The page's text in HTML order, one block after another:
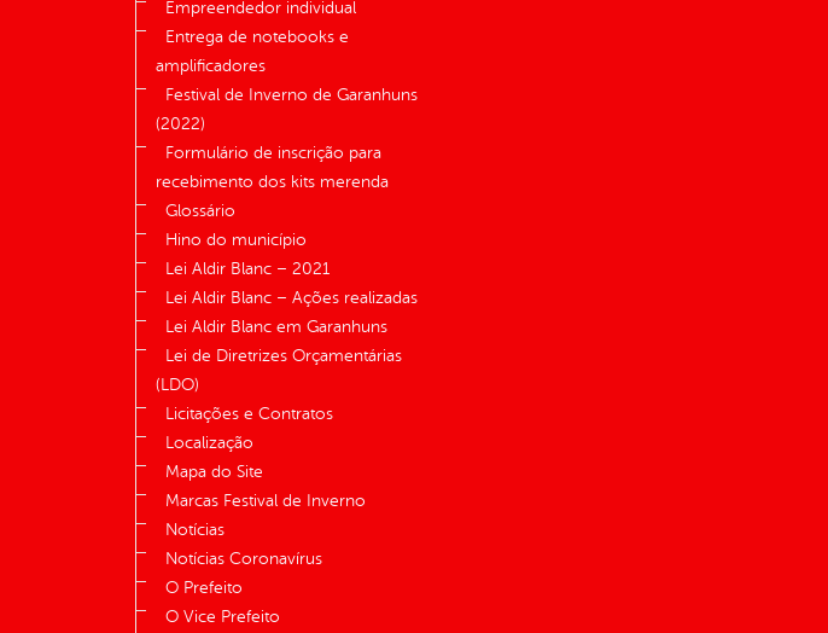
Empreendedor individual
Entrega de notebooks e
amplificadores
Festival de Inverno de Garanhuns
(2022)
Formulário de inscrição para
recebimento dos kits merenda
Glossário
Hino do município
Lei Aldir Blanc – 2021
Lei Aldir Blanc – Ações realizadas
Lei Aldir Blanc em Garanhuns
Lei de Diretrizes Orçamentárias
(LDO)
Licitações e Contratos
Localização
Mapa do Site
Marcas Festival de Inverno
Notícias
Notícias Coronavírus
O Prefeito
O Vice Prefeito